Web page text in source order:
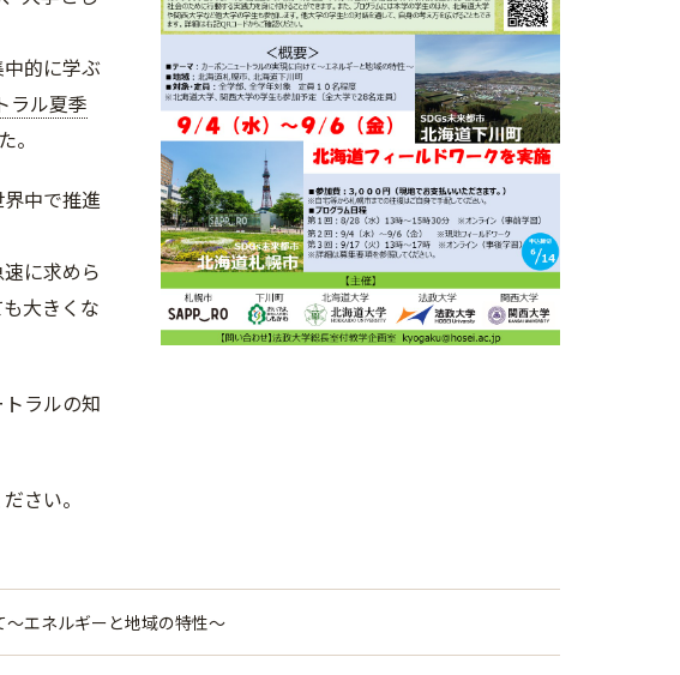
的に学ぶ
ラル夏季
。
中で推進
に求めら
大きくな
ラルの知
さい。
エネルギーと地域の特性～